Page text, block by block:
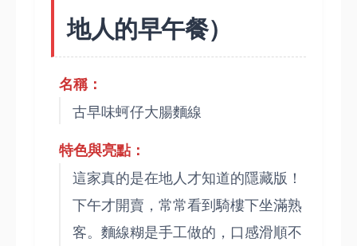
地人的早午餐）
名稱：
古早味蚵仔大腸麵線
特色與亮點：
這家真的是在地人才知道的隱藏版！
下午才開賣，常常看到騎樓下坐滿熟
客。麵線糊是手工做的，口感滑順不